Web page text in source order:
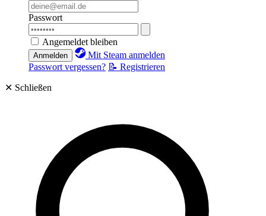
Passwort
Angemeldet bleiben
Anmelden
Mit Steam anmelden
Passwort vergessen? 📝 Registrieren
✕ Schließen